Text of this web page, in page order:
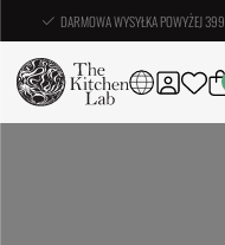
DARMOWA WYSYŁKA POWYŻEJ